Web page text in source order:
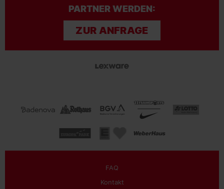
PARTNER WERDEN:
ZUR ANFRAGE
FAQ
Kontakt